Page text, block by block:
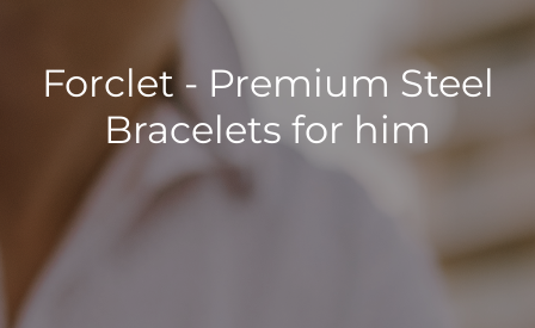
Forclet - Premium Steel
Bracelets for him